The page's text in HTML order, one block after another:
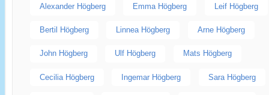
Alexander Högberg Emma Högberg Leif Högberg
Bertil Högberg Linnea Högberg Arne Högberg
John Högberg Ulf Högberg Mats Högberg
Cecilia Högberg Ingemar Högberg Sara Högberg